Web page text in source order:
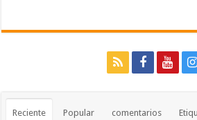
Reciente Popular comentarios